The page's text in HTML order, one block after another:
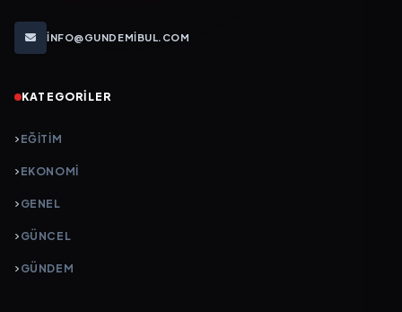
INFO@GUNDEMIBUL.COM
KATEGORILER
EĞITIM
EKONOMI
GENEL
GÜNCEL
GÜNDEM